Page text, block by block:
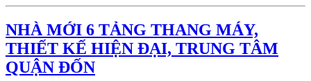
NHÀ MỚI 6 TẢNG THANG MÁY,
THIẾT KẾ HIỆN ĐẠI, TRUNG TÂM
QUẬN ĐỐN